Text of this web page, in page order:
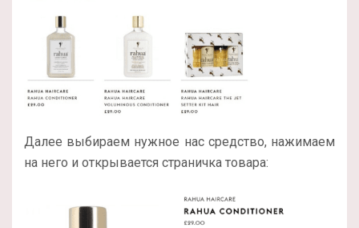
Далее выбираем нужное нас средство, нажимаем
на него и открывается страничка товара: